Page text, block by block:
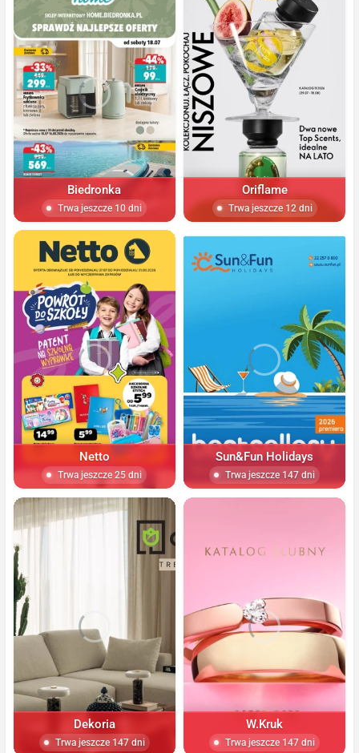
Biedronka
Trwa jeszcze 10 dni
Oriflame
Trwa jeszcze 12 dni
Netto
Trwa jeszcze 25 dni
Sun&Fun Holidays
Trwa jeszcze 147 dni
Dekoria
Trwa jeszcze 147 dni
W.Kruk
Trwa jeszcze 147 dni